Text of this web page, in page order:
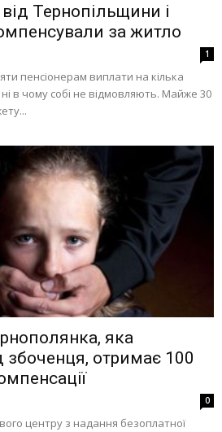
Тернопільщини і
за житло
1
пенсіонерам виплати на кілька
в чому собі не відмовляють. Майже 30
яка
збоченця, отримає 100
0
центру з надання безоплатної